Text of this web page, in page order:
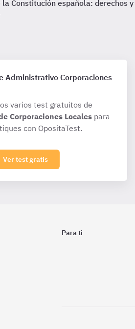
Constitución española: derechos y
Administrativo Corporaciones
varios test gratuitos de
Corporaciones Localespara
con OpositaTest.
Ver test gratis
Para ti